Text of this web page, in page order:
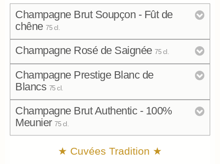
Champagne Brut Soupçon - Fût de
chêne 75 cl.
24.00 € TTC
Bouteille (75 cl.)
Quantité
Champagne Rosé de Saignée 75 cl.
22.00 € TTC
Quantité
Champagne Prestige Blanc de
Blancs 75 cl.
22.00 € TTC
Champagne Brut Authentic - 100%
Meunier 75 cl.
20.00 € TTC
★ Cuvées Tradition ★